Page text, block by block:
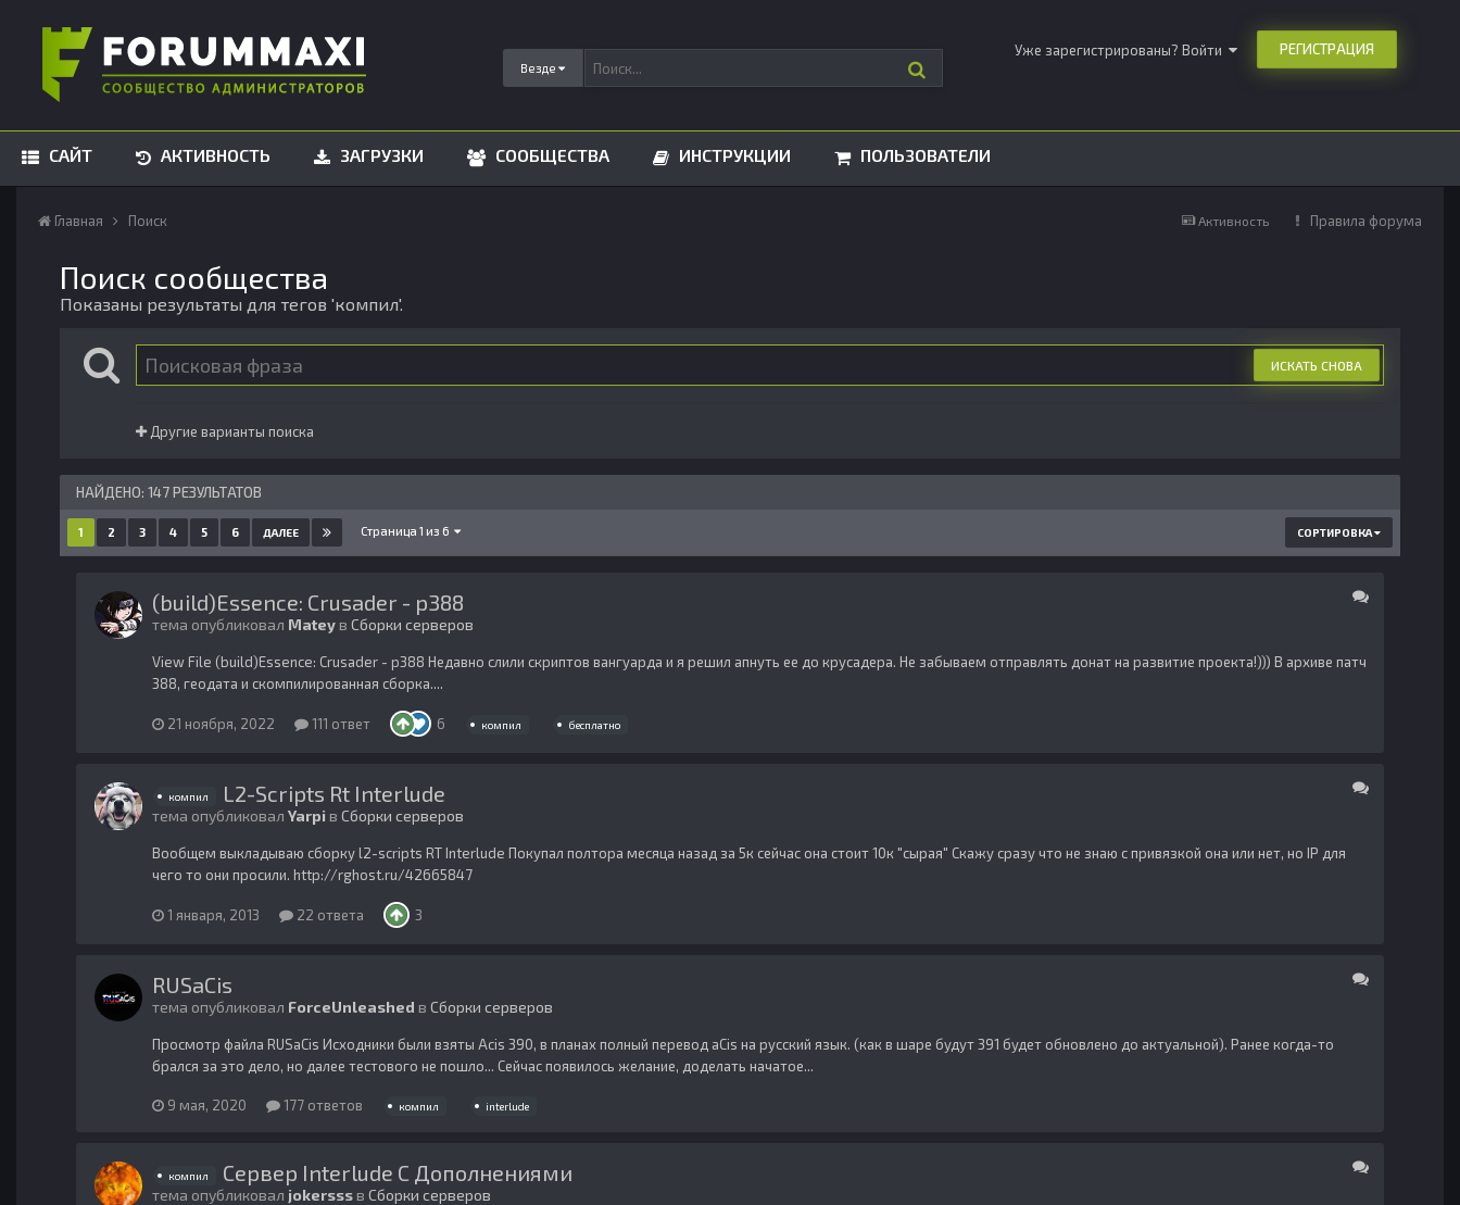
Везде
Уже зарегистрированы? Войти РЕГИСТРАЦИЯ
САЙТ АКТИВНОСТЬ ЗАГРУЗКИ СООБЩЕСТВА ИНСТРУКЦИИ ПОЛЬЗОВАТЕЛИ
Активность Правила форума
Главная Поиск
Поиск сообщества
Показаны результаты для тегов 'компил'.
ИСКАТЬ СНОВА
Другие варианты поиска
НАЙДЕНО: 147 РЕЗУЛЬТАТОВ
1 2 3 4 5 6 ДАЛЕЕ Страница 1 из 6 СОРТИРОВКА
(build)Essence: Crusader - p388
тема опубликовал Mateyв Сборки серверов
View File (build)Essence: Crusader - p388 Недавно слили скриптов вангуарда и я решил апнуть ее до крусадера. Не забываем отправлять донат на развитие проекта!))) В архиве патч
388, геодата и скомпилированная сборка....
21 ноября, 2022 111 ответ 6 компил бесплатно
компил L2-Scripts Rt Interlude
тема опубликовал Yarpi в Сборки серверов
Вообщем выкладываю сборку l2-scripts RT Interlude Покупал полтора месяца назад за 5к сейчас она стоит 10к "сырая" Скажу сразу что не знаю с привязкой она или нет, но IP для
чего то они просили. http://rghost.ru/42665847
1 января, 2013 22 ответа 3
RUSaCis
тема опубликовал ForceUnleashed в Сборки серверов
Просмотр файла RUSaCis Исходники были взяты Acis 390, в планах полный перевод aCis на русский язык. (как в шаре будут 391 будет обновлено до актуальной). Ранее когда-то
брался за это дело, но далее тестового не пошло... Сейчас появилось желание, доделать начатое...
9 мая, 2020 177 ответов компил interlude
компил Сервер Interlude C Дополнениями
тема опубликовал jokersssв Сборки серверов